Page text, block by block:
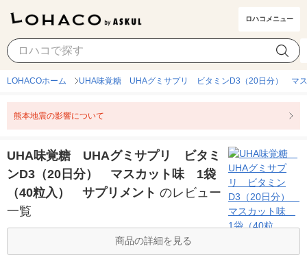
ロハコメニュー
LOHACOホーム UHA味覚糖 UHAグミサプリ ビタミンD3（20日分） マ
熊本地震の影響について
UHA味覚糖 UHAグミサプリ ビタミ
ンD3（20日分） マスカット味 1袋
（40粒入） サプリメント のレビュー
一覧
商品の詳細を見る